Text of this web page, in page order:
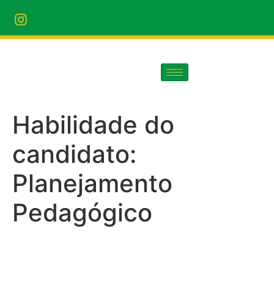
Habilidade do
candidato:
Planejamento
Pedagógico